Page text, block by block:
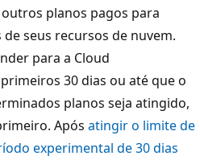
planos pagos para
seus recursos de nuvem.
para a Cloud
30 dias ou até que o
planos seja atingido,
Após atingir o limite de
experimental de 30 dias